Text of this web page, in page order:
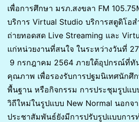
เพื่อการศึกษา มรภ.สงขลา FM
บริการ Virtual Studio บริการสตูดิโอส
ถ่ายทอดสด Live Streaming และ
แก่หน่วยงานที่สนใจ ในระหว่างวันที่
9 กรกฎาคม 2564 ภายใต้อุปกรณ์ที่ทั
คุณภาพ เพื่อรองรับการปฐมนิเทศนักศึ
พื้นฐาน หรือกิจกรรม การประชุมรูปแ
วิถีใหม่ในรูปแบบ New Normal นอกจ
ประชาสัมพันธ์ยังมีการปรับรูปแบบกา